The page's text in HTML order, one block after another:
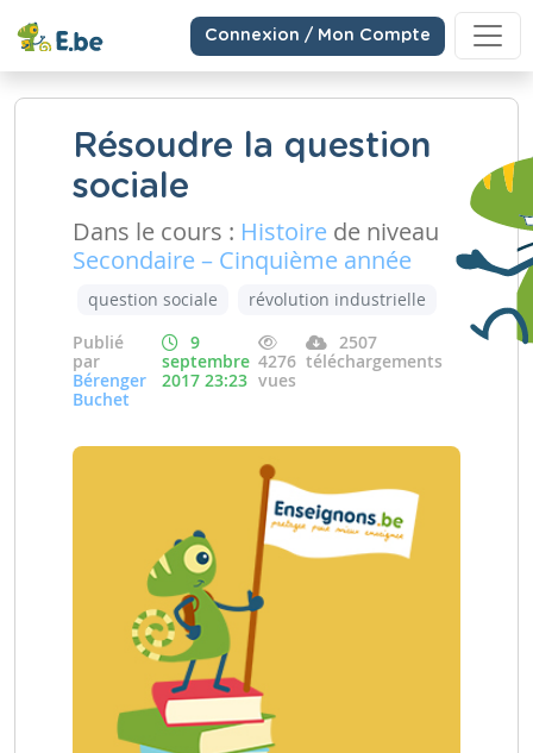
Connexion / Mon Compte
Résoudre la question
sociale
Dans le cours : Histoire de niveau
Secondaire – Cinquième année
question sociale
révolution industrielle
Publié
par
Bérenger
Buchet
9
septembre
2017 23:23
4276
vues
2507
téléchargements